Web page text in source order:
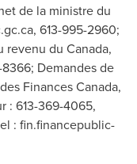
de la ministre du
, 613-995-2960;
revenu du Canada,
8366; Demandes de
Finances Canada,
: 613-369-4065,
: fin.financepublic-